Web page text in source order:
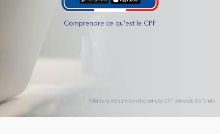
Comprendre ce qu'est le CPF
* dans la mesure où votre compte CPF possède les fonds